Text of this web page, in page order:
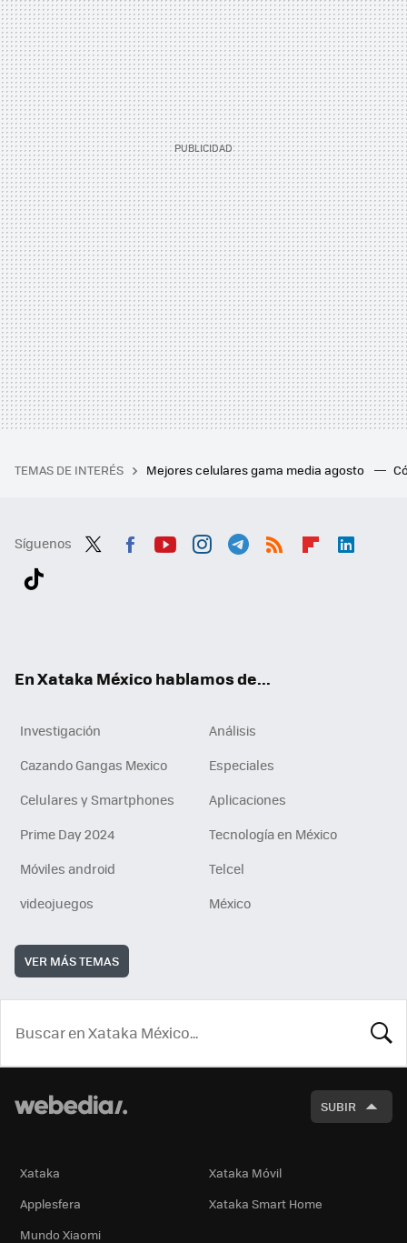
TEMAS DE INTERÉS Mejores celulares gama media agosto
Síguenos
En Xataka México hablamos de...
Investigación
Análisis
Cazando Gangas Mexico
Especiales
Celulares y Smartphones
Aplicaciones
Prime Day 2024
Tecnología en México
Móviles android
Telcel
videojuegos
México
VER MÁS TEMAS
SUBIR
Xataka
Xataka Móvil
Applesfera
Xataka Smart Home
Mundo Xiaomi